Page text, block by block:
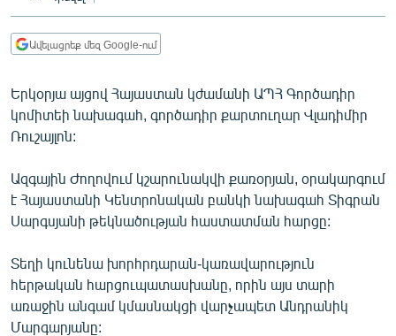
Որոնում
ԻՐԱՎՈՒՆՔ
ՏՆՏԵՍՈՒԹՅՈՒՆ
ՂԱՐԱԲԱՂ
ՏԱՐԱԾԱՇՐՋԱՆ
ՄԻՋԱԶԳԱՅԻՆ
ՄՇԱԿՈՒՅԹ
ՍՊՈՐՏ
ՄԵԿՆԱԲԱՆՈՒԹՅՈՒՆ
Ավելացրեք մեզ Google-ում
Երկօրյա այցով Հայաստան կժամանի ԱՊՀ Գործադիր
կոմիտեի նախագահ, գործադիր քարտուղար Վլադիմիր
Ռուշայլոն:
Ազգային Ժողովում կշարունակվի քառօրյան, օրակարգում
է Հայաստանի Կենտրոնական բանկի նախագահ Տիգրան
Սարգսյանի թեկնածության հաստատման հարցը:
Տեղի կունենա խորհրդարան-կառավարություն
հերթական հարցուպատասխանը, որին այս տարի
առաջին անգամ կմասնակցի վարչապետ Անդրանիկ
Մարգարյանը: